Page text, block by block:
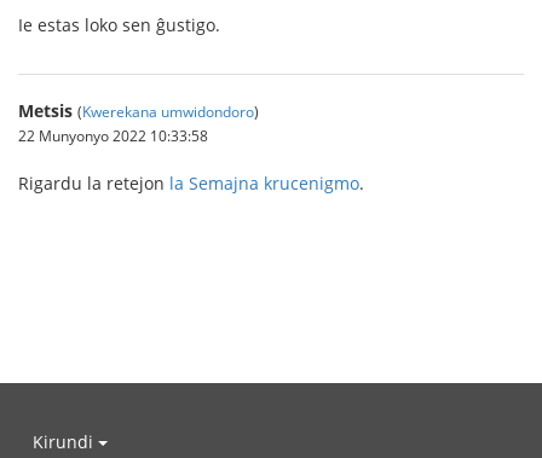
Ie estas loko sen ĝustigo.
Metsis (Kwerekana umwidondoro)
22 Munyonyo 2022 10:33:58
Rigardu la retejon la Semajna krucenigmo.
Kirundi